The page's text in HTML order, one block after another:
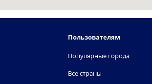
Пользователям
Популярные города
Все страны